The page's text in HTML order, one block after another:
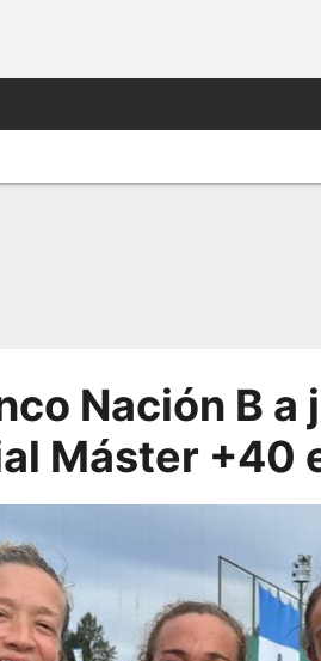
Nación B a
Máster +40